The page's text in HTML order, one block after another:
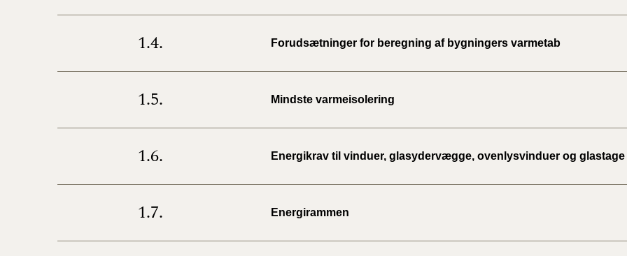
1.4. Forudsætninger for beregning af bygningers varmetab
1.5. Mindste varmeisolering
1.6. Energikrav til vinduer, glasydervægge, ovenlysvinduer og glastage
1.7. Energirammen